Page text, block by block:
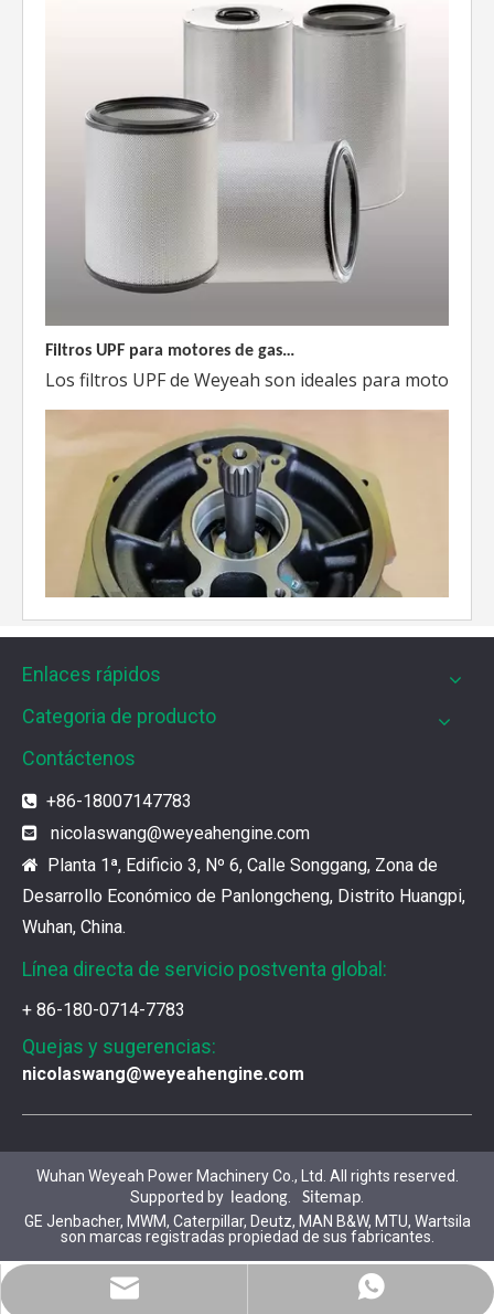
Los filtros UPF de Weyeah son ideales para motores
¿Cuál es el encanto de las piezas de la serie 3500 de Caterpillar?
Los productos de gas de alta calidad son
Enlaces rápidos
Categoria de producto
Contáctenos
 +86-18007147783
 nicolaswang@weyeahengine.com
 Planta 1ª, Edificio 3, Nº 6, Calle Songgang, Zona de
Desarrollo Económico de Panlongcheng, Distrito Huangpi,
Wuhan, China.
Línea directa de servicio postventa global:
+ 86-180-0714-7783
Quejas y sugerencias:
nicolaswang@weyeahengine.com
Wuhan Weyeah Power Machinery Co., Ltd. All rights reserved.
Supported by
leadong Sitemap
GE Jenbacher, MWM, Caterpillar, Deutz, MAN B&W, MTU, Wartsila
son marcas registradas propiedad de sus fabricantes.